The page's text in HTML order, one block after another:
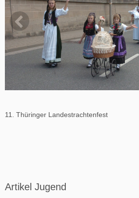
11. Thüringer Landestrachtenfest
Artikel Jugend